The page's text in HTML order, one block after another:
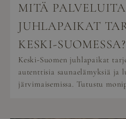
MITÄ PALVELUITA
JUHLAPAIKAT
KESKI-SUOMESSA?
Keski-Suomen juhlapaikat
autenttisia saunaelämyksiä ja
järvimaisemissa. Tutustu